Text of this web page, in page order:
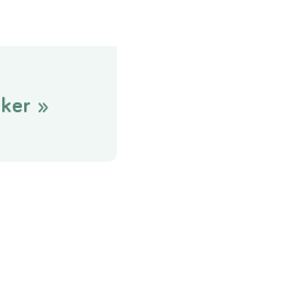
»